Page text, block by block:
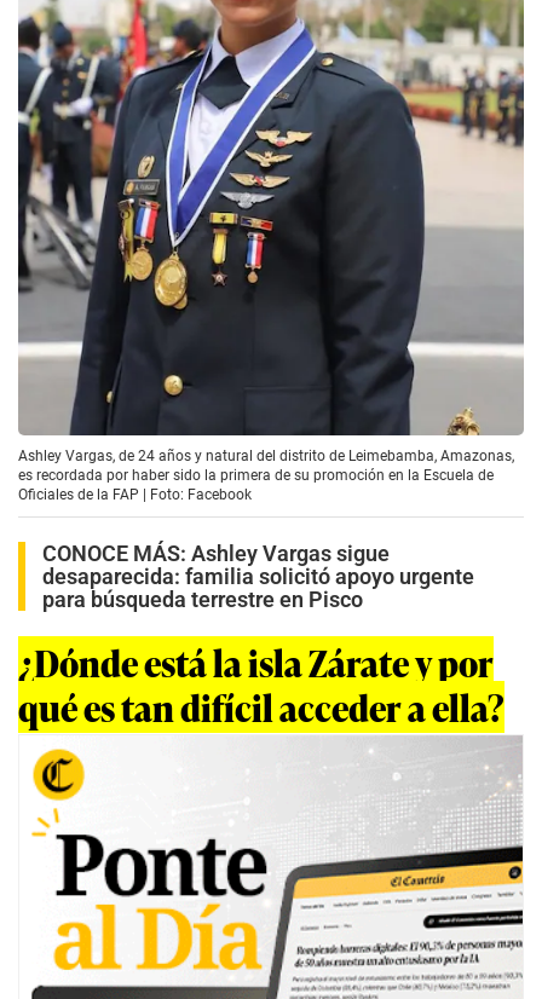
Ashley Vargas, de 24 años y natural del distrito de Leimebamba, Amazonas,
es recordada por haber sido la primera de su promoción en la Escuela de
Oficiales de la FAP | Foto: Facebook
CONOCE MÁS: Ashley Vargas sigue
desaparecida: familia solicitó apoyo urgente
para búsqueda terrestre en Pisco
¿Dónde está la isla Zárate y por
qué es tan difícil acceder a ella?